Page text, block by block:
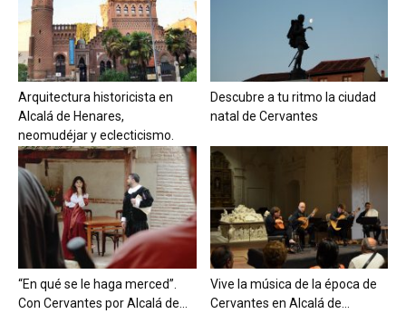
Arquitectura historicista en
Alcalá de Henares,
neomudéjar y eclecticismo.
Descubre a tu ritmo la ciudad
natal de Cervantes
“En qué se le haga merced”.
Con Cervantes por Alcalá de...
Vive la música de la época de
Cervantes en Alcalá de...